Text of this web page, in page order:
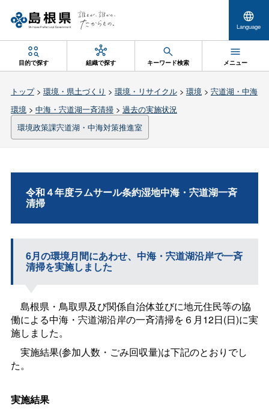
Language
目的で探す 組織で探す キーワード検索 メニュー
トップ> 環境・県土づくり > 環境・リサイクル> 環境> 宍道湖・中海
環境> 中海・宍道湖一斉清掃> 過去の実施状況
環境政策課宍道湖・中海対策推進室
令和４年度ラムサール条約湿地中海・宍道湖一斉
清掃
6月の環境月間にあわせ、中海・宍道湖沿岸で一斉
清掃を実施しました
島根県・鳥取県及び関係自治体並びに地元住民等の協
働による中海・宍道湖沿岸の一斉清掃を６月12日(日)に実
施しました。
実施結果(参加人数・ごみ回収量)は下記のとおりでし
た。
実施結果